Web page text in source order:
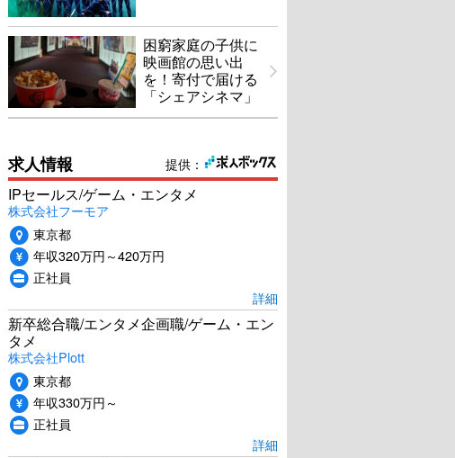
困窮家庭の子供に
映画館の思い出
を！寄付で届ける
「シェアシネマ」
提供：
求人情報
IPセールス/ゲーム・エンタメ
株式会社フーモア
東京都
年収320万円～420万円
正社員
詳細
新卒総合職/エンタメ企画職/ゲーム・エン
タメ
株式会社Plott
東京都
年収330万円～
正社員
詳細